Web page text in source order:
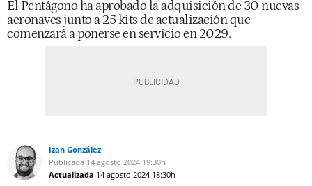
El Pentágono ha aprobado la adquisición de 30 nuevas
aeronaves junto a 25 kits de actualización que
comenzará a ponerse en servicio en 2029.
Izan González
Publicada 14 agosto 2024 19:30h
Actualizada 14 agosto 2024 18:30h